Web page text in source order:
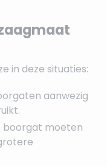
in deze situaties:
aanwezig
boorgat moeten